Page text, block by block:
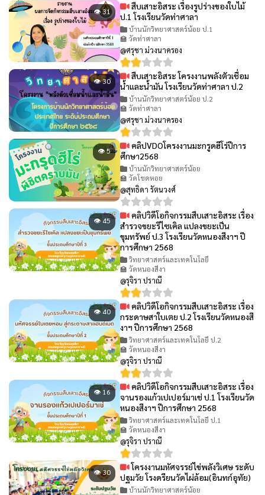
👁 31
สืบเสาะอิสระ เรื่องรูปร่างของใบไม้
ป.1 โรงเรียนวัดท่าศาลา
บ้านนักวิทยาศาสตร์น้อย ป.1
🏫 วัดท่าศาลา
@ศรุชา ม่วงนาครอง
👁 30
สืบเสาะอิสระ โครงงานพลังตัวเชื่อม
น้ำและน้ำมัน โรงเรียนวัดท่าศาลา ป.2
บ้านนักวิทยาศาสตร์น้อย ป.2
🏫 วัดท่าศาลา
@ศรุชา ม่วงนาครอง
👁 5
คลิปVDOโครงงานมะกรูดฮีโร่ปีการ
ศึกษา2568
บ้านนักวิทยาศาสตร์น้อย
🏫 วัดโขดหอย
@สุทธิดา รัตนวงศ์
👁 45
คลิปวิดีโอกิจกรรมสืบเสาะอิสระ เรื่อง
สำรวจขยะรีไซเคิล แปลงขยะเป็น
ขุมทรัพย์ ป.3 โรงเรียนวัดหนองสีงาฯ ปี
การศึกษา 2568
วิทยาศาสตร์และเทคโนโลยี
🏫 วัดหนองสีงา
@รุจิรา ปราณี
👁 40
คลิปวิดีโอกิจกรรมสืบเสาะอิสระ เรื่อง
กระดาษสาใบเตย ป.2 โรงเรียนวัดหนองสี
งาฯ ปีการศึกษา 2568
วิทยาศาสตร์และเทคโนโลยี ป.2
🏫 วัดหนองสีงา
@รุจิรา ปราณี
👁 16
คลิปวิดีโอกิจกรรมสืบเสาะอิสระ เรื่อง
จานรองแก้วเปเปอร์มาเช่ ป.1 โรงเรียนวัด
หนองสีงาฯ ปีการศึกษา 2568
วิทยาศาสตร์และเทคโนโลยี ป.1
🏫 วัดหนองสีงา
@รุจิรา ปราณี
👁 30
โครงงานมหัศจรรย์ไข่พลังวิเศษ ระดับ
ปฐมวัย โรงดรียนวัดไผ่ล้อม(อินทก์อุทัย)
บ้านนักวิทยาศาสตร์น้อย